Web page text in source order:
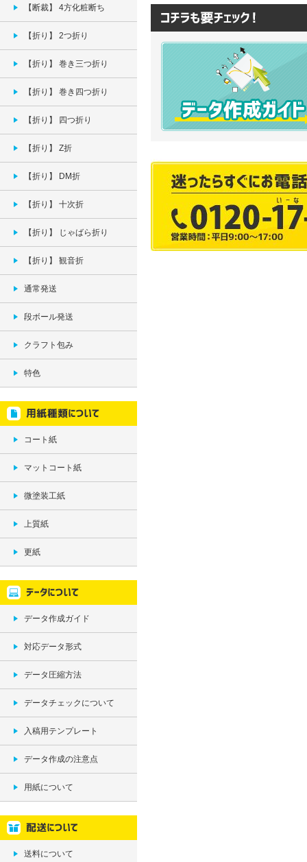
【断裁】 4方化粧断ち
【折り】 2つ折り
【折り】 巻き三つ折り
【折り】 巻き四つ折り
【折り】 四つ折り
【折り】 Z折
【折り】 DM折
【折り】 十次折
【折り】 じゃばら折り
【折り】 観音折
通常発送
段ボール発送
クラフト包み
特色
コート紙
マットコート紙
微塗装工紙
上質紙
更紙
データ作成ガイド
対応データ形式
データ圧縮方法
データチェックについて
入稿用テンプレート
データ作成の注意点
用紙について
送料について